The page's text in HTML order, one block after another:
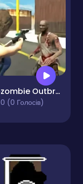
Biozombie Outbreak
0 (0 Голосів)